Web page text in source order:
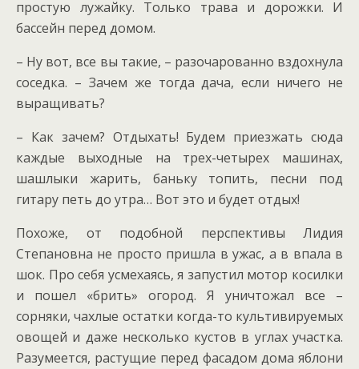
простую лужайку. Только трава и дорожки. И
бассейн перед домом.
– Ну вот, все вы такие, – разочарованно вздохнула
соседка. – Зачем же тогда дача, если ничего не
выращивать?
– Как зачем? Отдыхать! Будем приезжать сюда
каждые выходные на трех-четырех машинах,
шашлыки жарить, баньку топить, песни под
гитару петь до утра… Вот это и будет отдых!
Похоже, от подобной перспективы Лидия
Степановна не просто пришла в ужас, а в впала в
шок. Про себя усмехаясь, я запустил мотор косилки
и пошел «брить» огород. Я уничтожал все –
сорняки, чахлые остатки когда-то культивируемых
овощей и даже несколько кустов в углах участка.
Разумеется, растущие перед фасадом дома яблони